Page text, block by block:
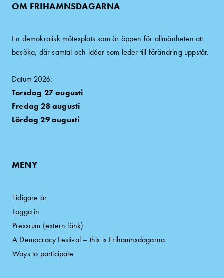
OM FRIHAMNSDAGARNA
En demokratisk mötesplats som är öppen för allmänheten att
besöka, där samtal och idéer som leder till förändring uppstår.
Datum 2026:
Torsdag 27 augusti
Fredag 28 augusti
Lördag 29 augusti
MENY
Tidigare år
Logga in
Pressrum (extern länk)
A Democracy Festival – this is Frihamnsdagarna
Ways to participate